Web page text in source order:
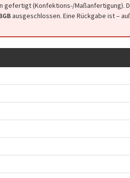
gefertigt (Konfektions-/Maßanfertigung).
ausgeschlossen. Eine Rückgabe ist –